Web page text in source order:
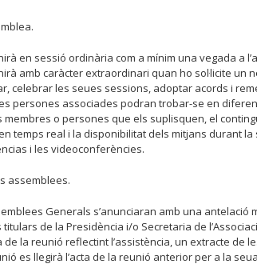
en sessió ordinària com a mínim una vegada a
amb caràcter extraordinari quan ho sol·licite
celebrar les seues sessions, adoptar acords i
persones associades podran trobar-se en
o persones que els suplisquen, el
temps real i la disponibilitat dels mitjans durant
i les videoconferències.
assemblees.
Generals s’anunciaran amb una
de la Presidència i/o Secretaria de
de la reunió reflectint l’assistència, un extracte
es llegirà l’acta de la reunió anterior per a la